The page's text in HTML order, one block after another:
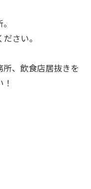
さい。
、飲食店居抜きを